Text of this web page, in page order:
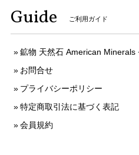
Guide ご利用ガイド
鉱物 天然石 American Minerals
お問合せ
プライバシーポリシー
特定商取引法に基づく表記
会員規約